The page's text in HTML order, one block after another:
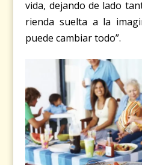
vida, dejando de lado
rienda suelta a la
puede cambiar todo”.